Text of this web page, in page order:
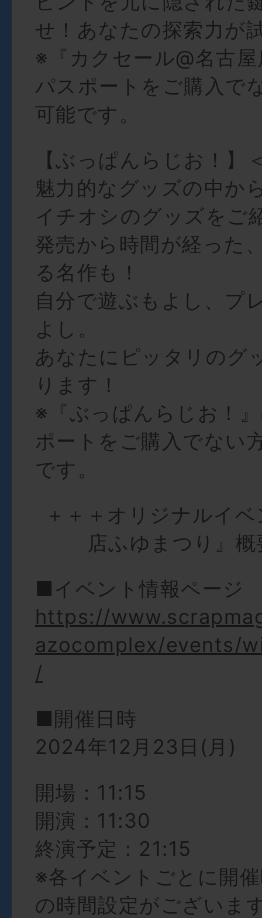
せ！あなたの探索力が
※『カクセール@名古
パスポートをご購入で
可能です。
【ぶっぱんらじお！】
魅力的なグッズの中か
イチオシのグッズをご
発売から時間が経った
る名作も！
自分で遊ぶもよし、プ
よし。
あなたにピッタリのグ
ります！
※『ぶっぱんらじお！
ポートをご購入でない
です。
＋＋＋オリジナルイ
店ふゆまつり』
■イベント情報ページ
https://
azocomplex/events/
/
■開催日時
2024年12月23日(月)
開場：11:15
開演：11:30
終演予定：21:15
※各イベントごとに開
の時間設定がございま